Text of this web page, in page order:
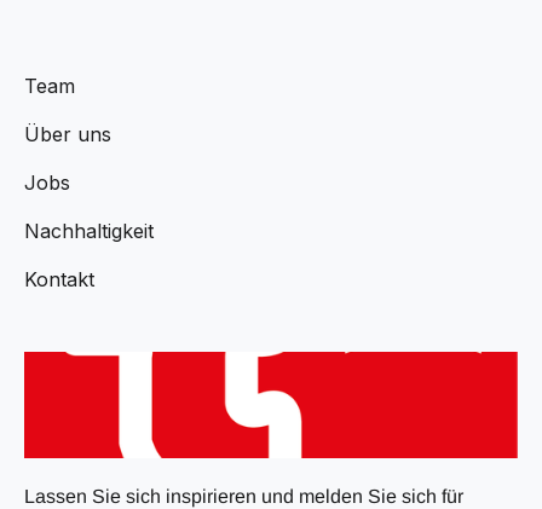
Team
Über uns
Jobs
Nachhaltigkeit
Kontakt
Lassen Sie sich inspirieren und melden Sie sich für